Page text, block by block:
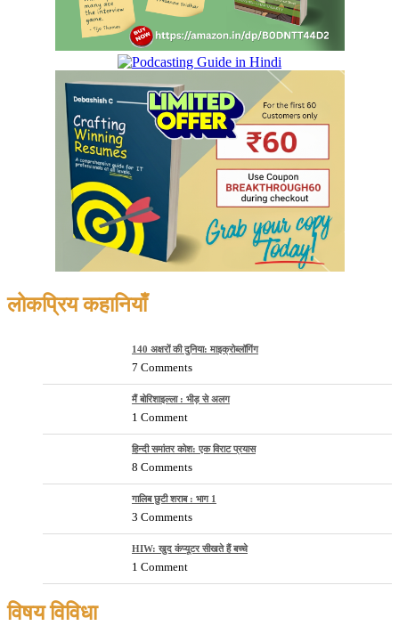
लोकप्रिय कहानियाँ
140 अक्षरों की दुनिया: माइक्रोब्लॉगिंग
7 Comments
मैं बोरिशाइल्ला : भीड़ से अलग
1 Comment
हिन्दी समांतर कोश: एक विराट प्रयास
8 Comments
गालिब छुटी शराब : भाग 1
3 Comments
HIW: खुद कंप्यूटर सीखते हैं बच्चे
1 Comment
विषय विविधा